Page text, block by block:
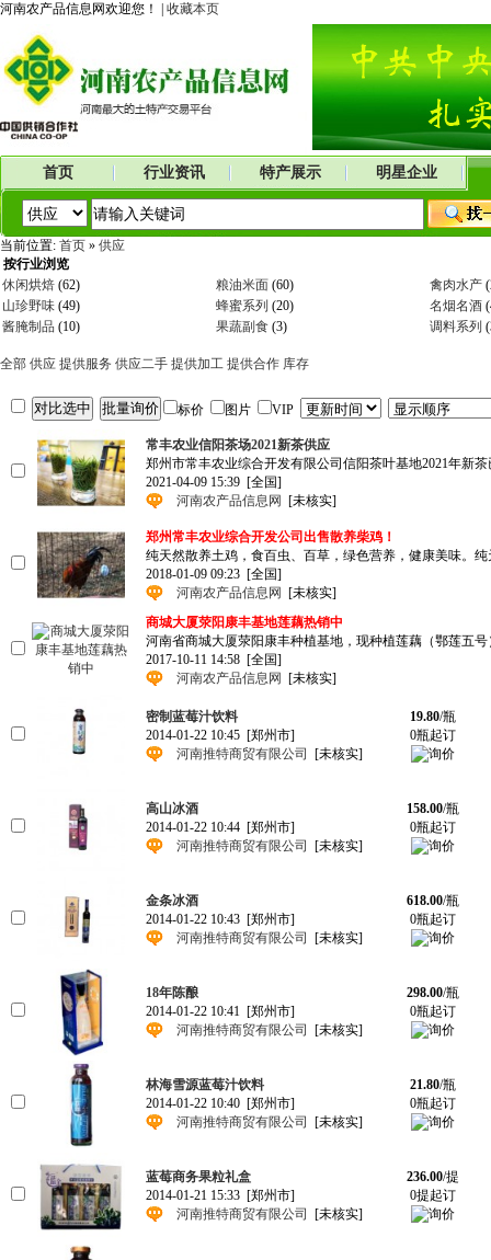
河南农产品信息网欢迎您！ | 收藏本页
首页 行业资讯 特产展示 明星企业
当前位置: 首页 » 供应
按行业浏览
休闲烘焙 (62) 粮油米面 (60) 禽肉水产
山珍野味 (49) 蜂蜜系列 (20) 名烟名酒
酱腌制品 (10) 果蔬副食 (3) 调料系列
全部 供应 提供服务 供应二手 提供加工 提供合作 库存
标价 图片 VIP
常丰农业信阳茶场2021新茶供应
郑州市常丰农业综合开发有限公司信阳茶叶基地2021年新
2021-04-09 15:39 [全国]
河南农产品信息网
[未核实]
郑州常丰农业综合开发公司出售散养柴鸡！
纯天然散养土鸡，食百虫、百草，绿色营养，健康美味。
2018-01-09 09:23 [全国]
河南农产品信息网
[未核实]
商城大厦荥阳康丰基地莲藕热销中
河南省商城大厦荥阳康丰种植基地，现种植莲藕（鄂莲五
2017-10-11 14:58 [全国]
河南农产品信息网
[未核实]
密制蓝莓汁饮料
2014-01-22 10:45 [郑州市]
河南推特商贸有限公司
[未核实]
19.80/瓶
0瓶起订
高山冰酒
2014-01-22 10:44 [郑州市]
河南推特商贸有限公司
[未核实]
158.00/瓶
0瓶起订
金条冰酒
2014-01-22 10:43 [郑州市]
河南推特商贸有限公司
[未核实]
618.00/瓶
0瓶起订
18年陈酿
2014-01-22 10:41 [郑州市]
河南推特商贸有限公司
[未核实]
298.00/瓶
0瓶起订
林海雪源蓝莓汁饮料
2014-01-22 10:40 [郑州市]
河南推特商贸有限公司
[未核实]
21.80/瓶
0瓶起订
蓝莓商务果粒礼盒
2014-01-21 15:33 [郑州市]
河南推特商贸有限公司
[未核实]
236.00/提
0提起订